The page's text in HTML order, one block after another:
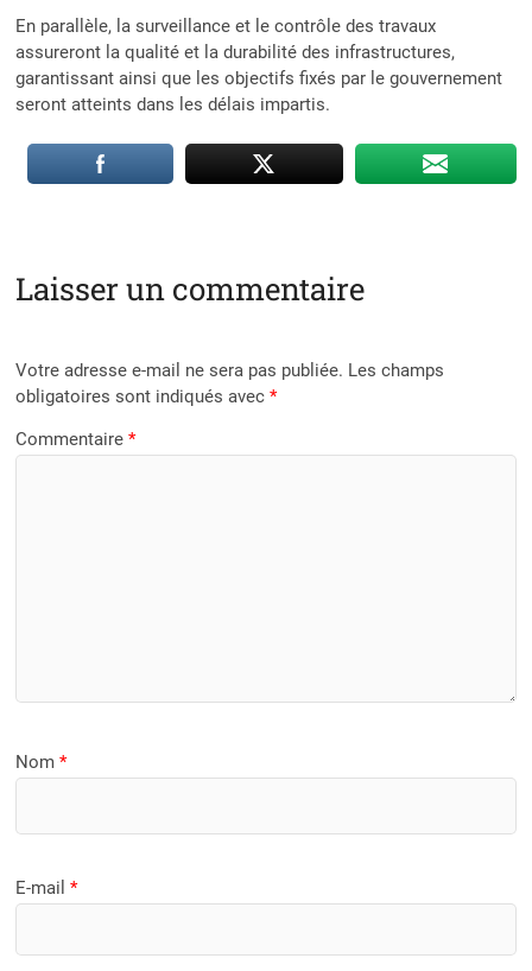
En parallèle, la surveillance et le contrôle des travaux
assureront la qualité et la durabilité des infrastructures,
garantissant ainsi que les objectifs fixés par le gouvernement
seront atteints dans les délais impartis.
Laisser un commentaire
Votre adresse e-mail ne sera pas publiée. Les champs
obligatoires sont indiqués avec*
Commentaire*
Nom*
E-mail*